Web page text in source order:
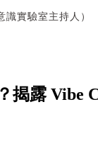
實驗室主持人）
揭露 Vibe